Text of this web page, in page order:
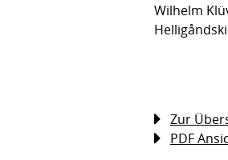
Wilhelm
Zur
PDF